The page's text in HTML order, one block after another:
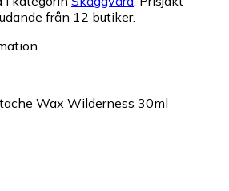
från 12 butiker.
Wax Wilderness 30ml